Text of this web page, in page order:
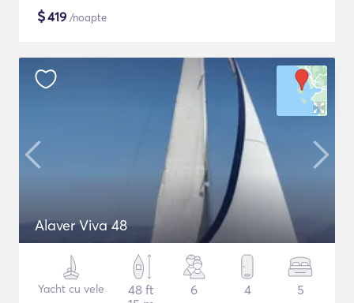
$419 /noapte
Alaver Viva 48
Yacht cu vele
48 ft
6 4 5